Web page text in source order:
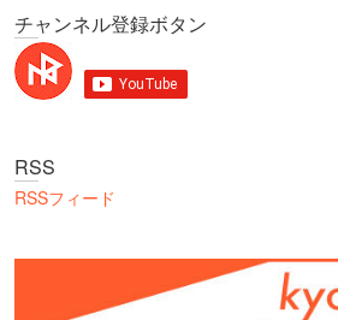
チャンネル登録ボタン
RSS
RSSフィード